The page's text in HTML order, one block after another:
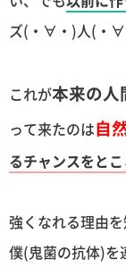
ズ(・∀・)人(・∀
これが本来の人
って来たのは自
るチャンスをと
強くなれる理由
僕(鬼菌の抗体)を